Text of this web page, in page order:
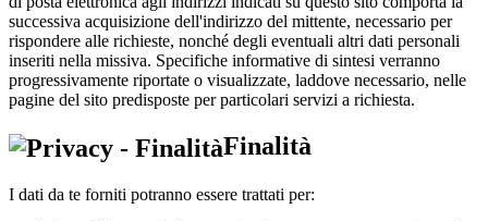
successiva acquisizione dell'indirizzo del mittente, necessario per
rispondere alle richieste, nonché degli eventuali altri dati personali
inseriti nella missiva. Specifiche informative di sintesi verranno
progressivamente riportate o visualizzate, laddove necessario, nelle
pagine del sito predisposte per particolari servizi a richiesta.
Finalità
I dati da te forniti potranno essere trattati per: